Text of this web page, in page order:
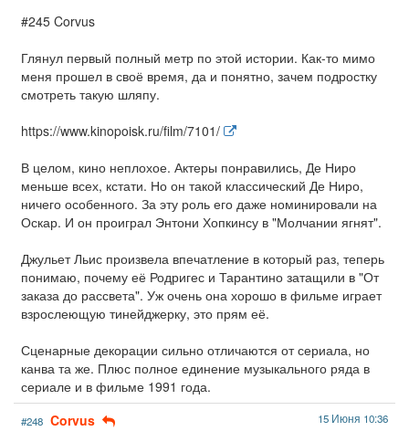
#245 Corvus
Глянул первый полный метр по этой истории. Как-то мимо
меня прошел в своё время, да и понятно, зачем подростку
смотреть такую шляпу.
https://www.kinopoisk.ru/film/7101/
В целом, кино неплохое. Актеры понравились, Де Ниро
меньше всех, кстати. Но он такой классический Де Ниро,
ничего особенного. За эту роль его даже номинировали на
Оскар. И он проиграл Энтони Хопкинсу в "Молчании ягнят".
Джульет Льис произвела впечатление в который раз, теперь
понимаю, почему её Родригес и Тарантино затащили в "От
заказа до рассвета". Уж очень она хорошо в фильме играет
взрослеющую тинейджерку, это прям её.
Сценарные декорации сильно отличаются от сериала, но
канва та же. Плюс полное единение музыкального ряда в
сериале и в фильме 1991 года.
#248 Corvus 15 Июня 10:36